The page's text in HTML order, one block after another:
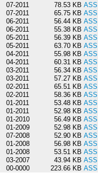
07-2011 78.53 KB
07-2011 65.75 KB
06-2011 56.44 KB
06-2011 55.38 KB
05-2011 56.39 KB
05-2011 63.70 KB
04-2011 55.98 KB
04-2011 60.31 KB
03-2011 56.34 KB
03-2011 57.27 KB
02-2011 65.51 KB
02-2011 58.36 KB
01-2011 53.48 KB
01-2011 52.98 KB
01-2010 56.49 KB
01-2009 52.98 KB
07-2008 52.90 KB
01-2008 56.98 KB
01-2008 53.51 KB
03-2007 43.94 KB
00-0000 223.66 KB